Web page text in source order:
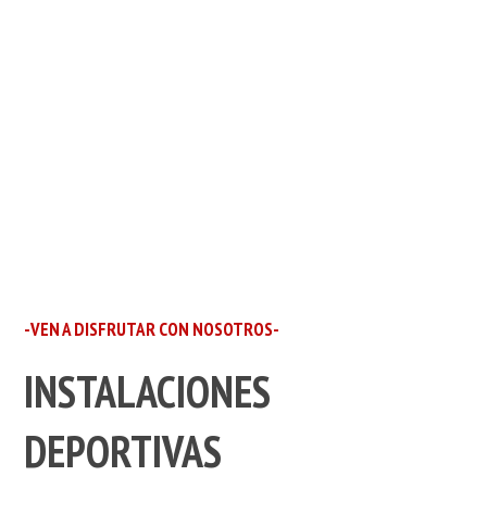
-VEN A DISFRUTAR CON NOSOTROS-
INSTALACIONES
DEPORTIVAS